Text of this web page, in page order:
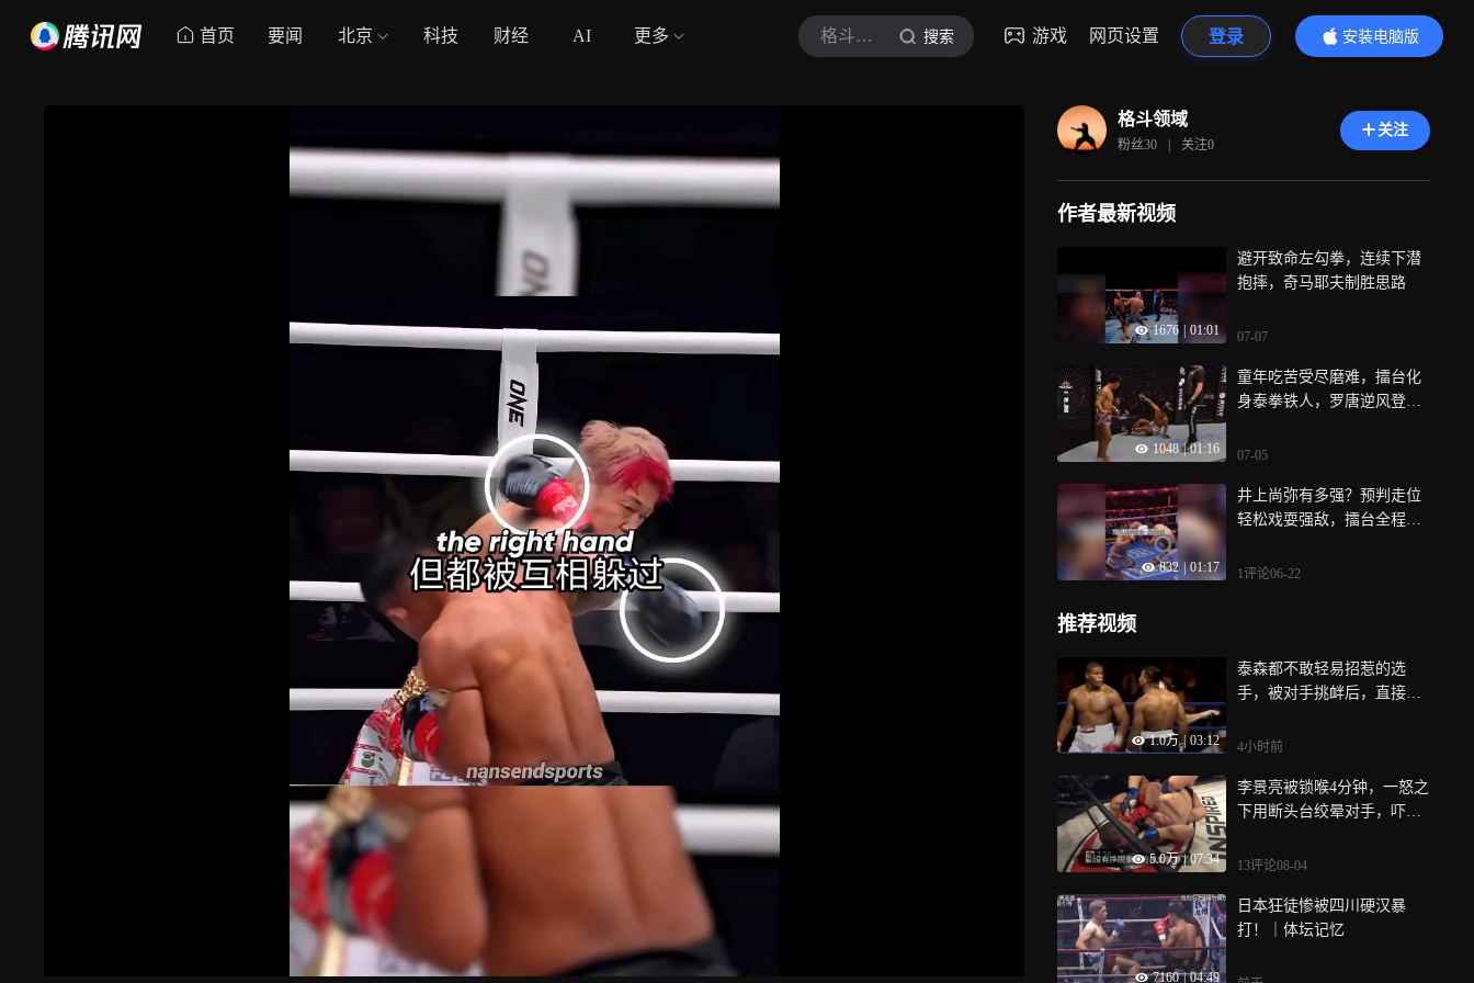
首页 要闻 北京 科技 财经 AI 更多 格斗领域 搜索 游戏 网页设置 登录
安装电脑版
内容更精彩
格斗领域
粉丝30 | 关注0
关注
作者最新视频
1676 01:01
避开致命左勾拳，连续下潜
抱摔，奇马耶夫制胜思路
07-07
1048 | 01:16
童年吃苦受尽磨难，擂台化
身泰拳铁人，罗唐逆风登顶
07-05
832 | 01:17
井上尚弥有多强？预判走位
轻松戏耍强敌，擂台全程碾
1评论06-22
推荐视频
1.0万 | 03:12
泰森都不敢轻易招惹的选
手，被对手挑衅后，直接将
4小时前
5.0万 | 07:34
李景亮被锁喉4分钟，一怒之
下用断头台绞晕对手，吓坏
13评论08-04
7160 | 04:49
日本狂徒惨被四川硬汉暴
打！｜体坛记忆